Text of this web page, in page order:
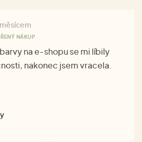
NÁKUP
na e-shopu se mi líbily
nakonec jsem vracela.